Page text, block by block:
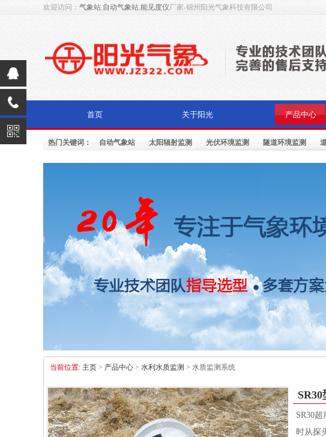
欢迎访问： 气象站,自动气象站,能见度仪厂家-锦州阳光气象科技有限公司
首页 关于阳光 产品中心
热门关键词： 自动气象站 太阳辐射监测 光伏环境监测 隧道环境监测
当前位置: 主页 > 产品中心 > 水利水质监测 > 水质监测系统
SR30
时从探